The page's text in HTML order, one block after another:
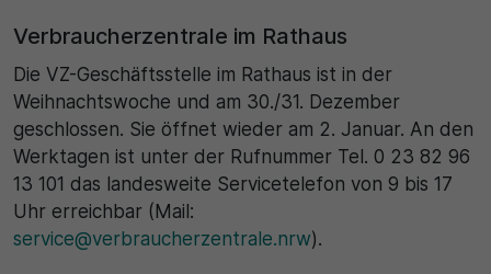
Verbraucherzentrale im Rathaus
Die VZ-Geschäftsstelle im Rathaus ist in der
Weihnachtswoche und am 30./31. Dezember
geschlossen. Sie öffnet wieder am 2. Januar. An den
Werktagen ist unter der Rufnummer Tel. 0 23 82 96
13 101 das landesweite Servicetelefon von 9 bis 17
Uhr erreichbar (Mail:
service@verbraucherzentrale.nrw).